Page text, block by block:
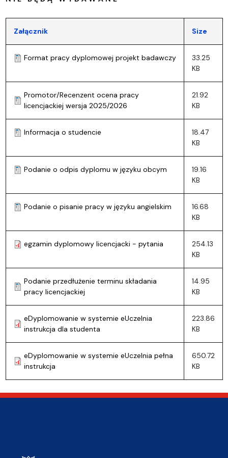
Załącznik Size
Format pracy dyplomowej projekt badawczy
33.25
KB
Promotor/Recenzent ocena pracy
licencjackiej wersja 2025/2026
21.92
KB
Informacja o studencie
18.47
KB
Podanie o odpis dyplomu w języku obcym
19.16
KB
Podanie o pisanie pracy w języku angielskim
16.68
KB
egzamin dyplomowy licencjacki - pytania
254.13
KB
Podanie przedłużenie terminu składania
pracy licencjackiej
14.95
KB
eDyplomowanie w systemie eUczelnia
instrukcja dla studenta
223.86
KB
eDyplomowanie w systemie eUczelnia pełna
instrukcja
650.72
KB